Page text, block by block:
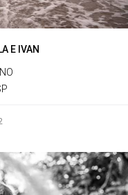
E IVAN